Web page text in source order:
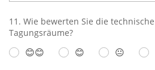
11. Wie bewerten Sie die
Tagungsräume?
😊😊 😊 😐